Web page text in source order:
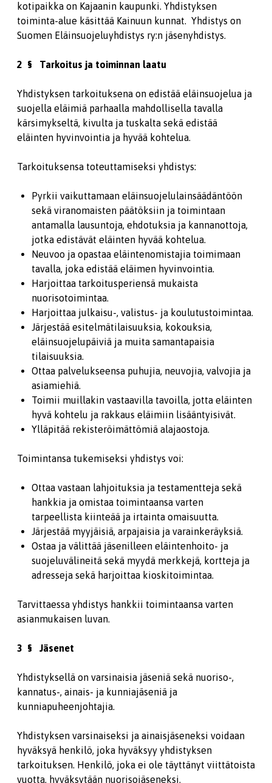
kotipaikka on Kajaanin kaupunki. Yhdistyksen
toiminta-alue käsittää Kainuun kunnat. Yhdistys on
Suomen Eläinsuojeluyhdistys ry:n jäsenyhdistys.
2 § Tarkoitus ja toiminnan laatu
Yhdistyksen tarkoituksena on edistää eläinsuojelua ja
suojella eläimiä parhaalla mahdollisella tavalla
kärsimykseltä, kivulta ja tuskalta sekä edistää
eläinten hyvinvointia ja hyvää kohtelua.
Tarkoituksensa toteuttamiseksi yhdistys:
Pyrkii vaikuttamaan eläinsuojelulainsäädäntöön
sekä viranomaisten päätöksiin ja toimintaan
antamalla lausuntoja, ehdotuksia ja kannanottoja,
jotka edistävät eläinten hyvää kohtelua.
Neuvoo ja opastaa eläintenomistajia toimimaan
tavalla, joka edistää eläimen hyvinvointia.
Harjoittaa tarkoitusperiensä mukaista
nuorisotoimintaa.
Harjoittaa julkaisu-, valistus- ja koulutustoimintaa.
Järjestää esitelmätilaisuuksia, kokouksia,
eläinsuojelupäiviä ja muita samantapaisia
tilaisuuksia.
Ottaa palvelukseensa puhujia, neuvojia, valvojia ja
asiamiehiä.
Toimii muillakin vastaavilla tavoilla, jotta eläinten
hyvä kohtelu ja rakkaus eläimiin lisääntyisivät.
Ylläpitää rekisteröimättömiä alajaostoja.
Toimintansa tukemiseksi yhdistys voi:
Ottaa vastaan lahjoituksia ja testamentteja sekä
hankkia ja omistaa toimintaansa varten
tarpeellista kiinteää ja irtainta omaisuutta.
Järjestää myyjäisiä, arpajaisia ja varainkeräyksiä.
Ostaa ja välittää jäsenilleen eläintenhoito- ja
suojeluvälineitä sekä myydä merkkejä, kortteja ja
adresseja sekä harjoittaa kioskitoimintaa.
Tarvittaessa yhdistys hankkii toimintaansa varten
asianmukaisen luvan.
3 § Jäsenet
Yhdistyksellä on varsinaisia jäseniä sekä nuoriso-,
kannatus-, ainais- ja kunniajäseniä ja
kunniapuheenjohtajia.
Yhdistyksen varsinaiseksi ja ainaisjäseneksi voidaan
hyväksyä henkilö, joka hyväksyy yhdistyksen
tarkoituksen. Henkilö, joka ei ole täyttänyt viittätoista
vuotta, hyväksytään nuorisojäseneksi.